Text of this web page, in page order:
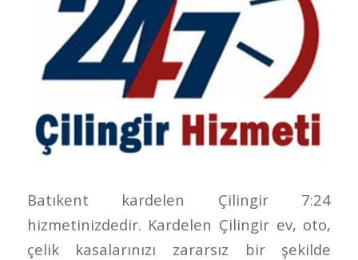
Batıkent kardelen Çilingir 7:24
hizmetinizdedir. Kardelen Çilingir ev, oto,
çelik kasalarınızı zararsız bir şekilde